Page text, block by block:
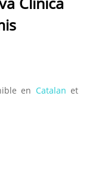
en Catalan et